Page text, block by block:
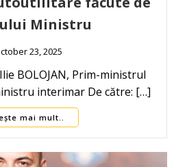
Ministru
23, 2025
BOLOJAN, Prim-ministrul
interimar De către: […]
mai mult..